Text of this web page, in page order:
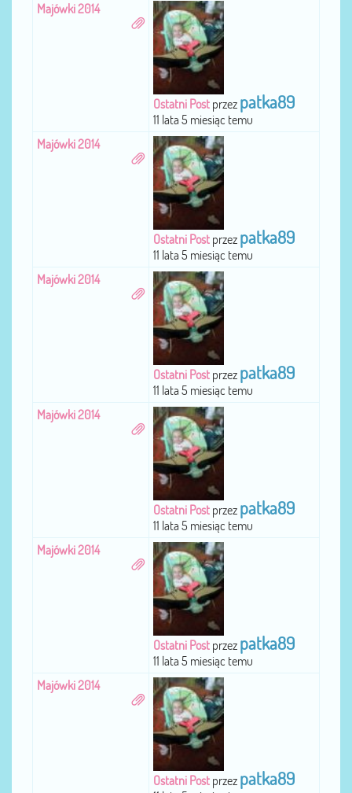
Majówki 2014
Ostatni Post przez patka89
11 lata 5 miesiąc temu
Majówki 2014
Ostatni Post przez patka89
11 lata 5 miesiąc temu
Majówki 2014
Ostatni Post przez patka89
11 lata 5 miesiąc temu
Majówki 2014
Ostatni Post przez patka89
11 lata 5 miesiąc temu
Majówki 2014
Ostatni Post przez patka89
11 lata 5 miesiąc temu
Majówki 2014
Ostatni Post przez patka89